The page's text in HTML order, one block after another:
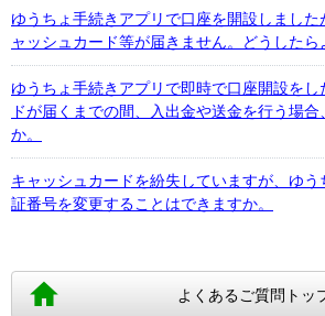
ゆうちょ手続きアプリで口座を開設しまし
ャッシュカード等が届きません。どうしたら
ゆうちょ手続きアプリで即時で口座開設を
ドが届くまでの間、入出金や送金を行う場
か。
キャッシュカードを紛失していますが、ゆ
証番号を変更することはできますか。
よくあるご質問トッ